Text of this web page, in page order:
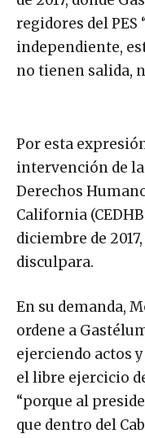
regidores del PES
independiente,
no tienen salida,
Por esta
intervención de
Derechos
California
diciembre de
disculpara.
En su demanda,
ordene a
ejerciendo actos
el libre ejercicio
“porque al
que dentro del